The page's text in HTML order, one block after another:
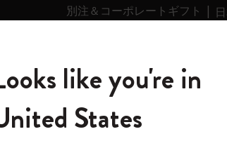
別注＆コーポレートギフト
ン
物
ズ・コレク
ステム
リー
の世界
サブカテゴリ
ール
レスキンの世界へようこそ
で送料無料
like you're in
States